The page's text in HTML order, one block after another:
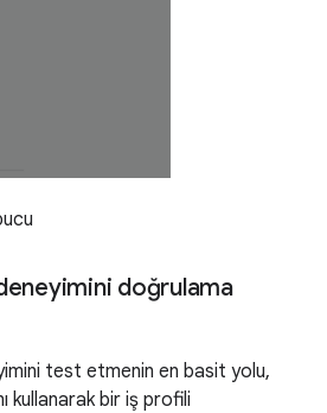
doğrulama
test etmenin en basit yolu,
kullanarak bir iş profili